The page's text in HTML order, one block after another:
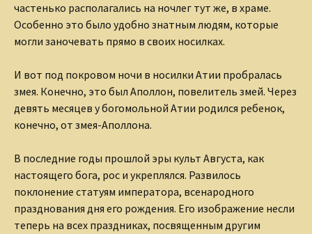
частенько располагались на ночлег тут же, в храме.
Особенно это было удобно знатным людям, которые
могли заночевать прямо в своих носилках.
И вот под покровом ночи в носилки Атии пробралась
змея. Конечно, это был Аполлон, повелитель змей. Через
девять месяцев у богомольной Атии родился ребенок,
конечно, от змея-Аполлона.
В последние годы прошлой эры культ Августа, как
настоящего бога, рос и укреплялся. Развилось
поклонение статуям императора, всенародного
празднования дня его рождения. Его изображение несли
теперь на всех праздниках, посвященным другим